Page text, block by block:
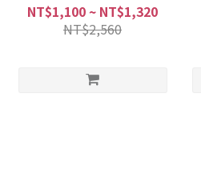
NT$1,100 ~ NT$1,320
NT$2,560